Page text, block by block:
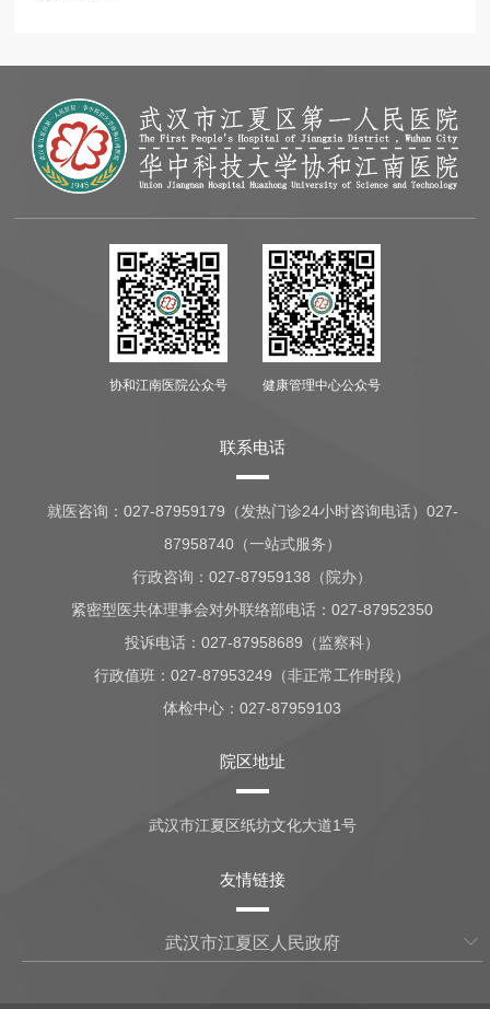
协和江南医院公众号 健康管理中心公众号
联系电话
就医咨询： 027-87959179（发热门诊24小时咨询电话）027-
87958740（一站式服务）
行政咨询：027-87959138（院办）
紧密型医共体理事会对外联络部电话：027-87952350
投诉电话：027-87958689（监察科）
行政值班：027-87953249（非正常工作时段）
体检中心：027-87959103
院区地址
武汉市江夏区纸坊文化大道1号
友情链接
武汉市江夏区人民政府